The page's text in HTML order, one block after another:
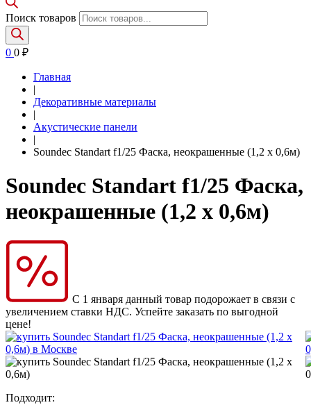
Поиск товаров
0 0 ₽
Главная
|
Декоративные материалы
|
Акустические панели
|
Soundec Standart f1/25 Фаска, неокрашенные (1,2 x 0,6м)
Soundec Standart f1/25 Фаска,
неокрашенные (1,2 x 0,6м)
С 1 января данный товар подорожает в связи с
увеличением ставки НДС. Успейте заказать по выгодной
цене!
Подходит: